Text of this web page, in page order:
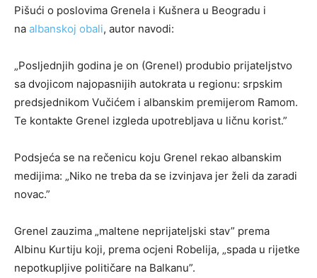
Pišući o poslovima Grenela i Kušnera u Beogradu i
na albanskoj obali, autor navodi:
„Posljednjih godina je on (Grenel) produbio prijateljstvo
sa dvojicom najopasnijih autokrata u regionu: srpskim
predsjednikom Vučićem i albanskim premijerom Ramom.
Te kontakte Grenel izgleda upotrebljava u ličnu korist.”
Podsjeća se na rečenicu koju Grenel rekao albanskim
medijima: „Niko ne treba da se izvinjava jer želi da zaradi
novac.”
Grenel zauzima „maltene neprijateljski stav” prema
Albinu Kurtiju koji, prema ocjeni Robelija, „spada u rijetke
nepotkupljive političare na Balkanu”.